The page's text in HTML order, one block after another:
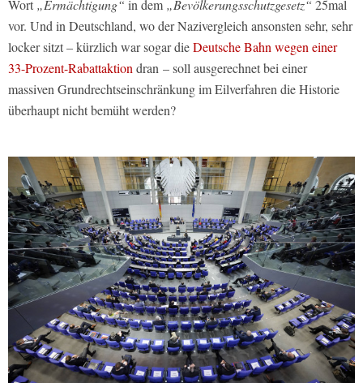
Wort „Ermächtigung“ in dem „Bevölkerungsschutzgesetz“ 25mal
vor. Und in Deutschland, wo der Nazivergleich ansonsten sehr, sehr
locker sitzt – kürzlich war sogar dieDeutsche Bahn wegen einer
33-Prozent-Rabattaktion dran – soll ausgerechnet bei einer
massiven Grundrechtseinschränkung im Eilverfahren die Historie
überhaupt nicht bemüht werden?